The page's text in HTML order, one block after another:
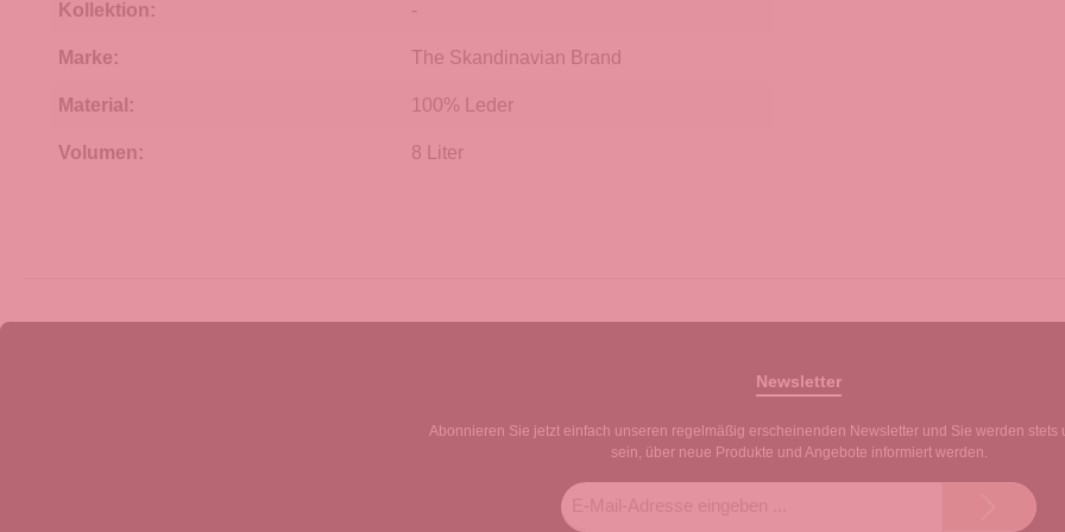
Kollektion: -
Marke: The Skandinavian Brand
Material: 100% Leder
Volumen: 8 Liter
Newsletter
Abonnieren Sie jetzt einfach unseren regelmäßig erscheinenden Newsletter und Sie werden stets
sein, über neue Produkte und Angebote informiert werden.